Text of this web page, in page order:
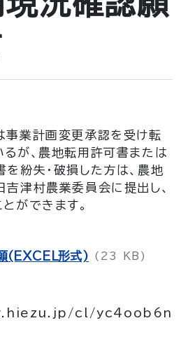
事業計画変更承認を受け転
が、農地転用許可書または
紛失・破損した方は、農地
津村農業委員会に提出し、
ができます。
(EXCEL形式) (23 KB)
cl/yc4oob6n